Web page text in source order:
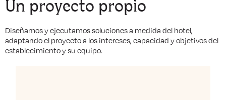
Un proyecto propio
Diseñamos y ejecutamos soluciones a medida del hotel,
adaptando el proyecto a los intereses, capacidad y objetivos del
establecimiento y su equipo.